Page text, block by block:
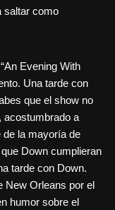
saltar como
Evening With
Una tarde con
que el show no
acostumbrado a
la mayoría de
Down cumplieran
tarde con Down.
New Orleans por el
humor sobre el